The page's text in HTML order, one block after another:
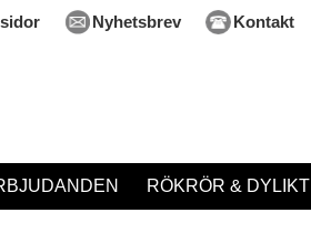
Nyhetsbrev Kontakt
RÖKRÖR & DYLIKT